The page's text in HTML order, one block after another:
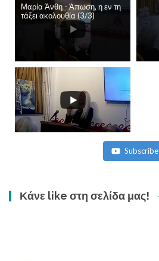
Μαρία Άνθη - Άπωση, η εν τη
τάξει ακολουθία (3/3)
Subscribe
Κάνε like στη σελίδα μας!